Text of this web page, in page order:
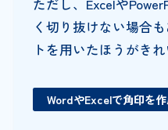
く切り抜けない場合
トを用いたほうがき
WordやExcelで角印を